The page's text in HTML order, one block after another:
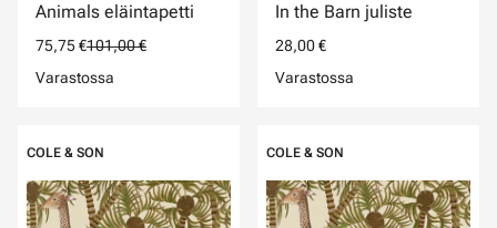
Animals eläintapetti
75,75 €101,00 €
Varastossa
In the Barn juliste
28,00 €
Varastossa
COLE & SON COLE & SON